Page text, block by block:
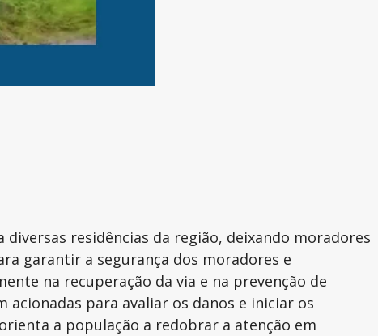
residências da região, deixando moradores
garantir a segurança dos moradores e
na recuperação da via e na prevenção de
acionadas para avaliar os danos e iniciar os
a população a redobrar a atenção em